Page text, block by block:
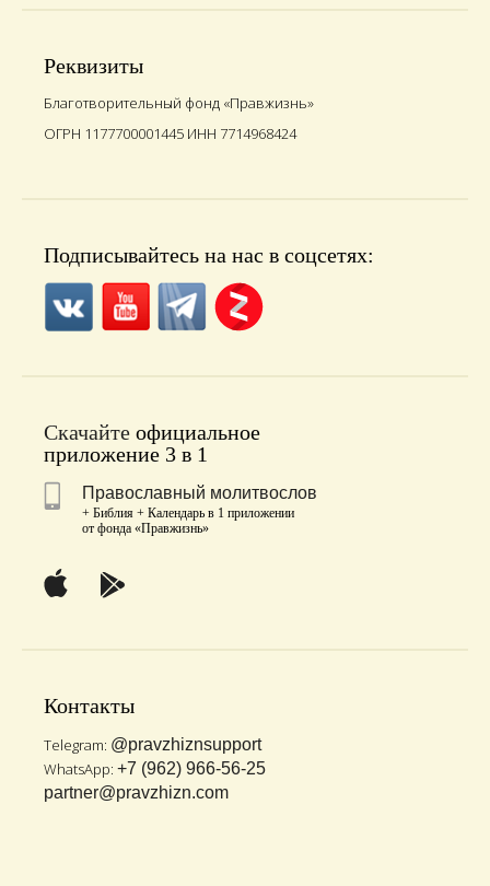
Реквизиты
Благотворительный фонд «Правжизнь»
ОГРН 1177700001445 ИНН 7714968424
Подписывайтесь на нас в соцсетях:
Скачайте официальное
приложение 3 в 1
Православный молитвослов
+ Библия + Календарь в 1 приложении
от фонда «Правжизнь»
Контакты
Telegram: @pravzhiznsupport
WhatsApp: +7 (962) 966-56-25
partner@pravzhizn.com